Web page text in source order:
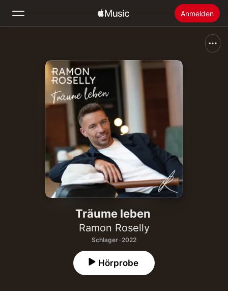
Anmelden
Startseite
Apple Music installieren
Träume leben
Ramon Roselly
Schlager · 2022
Hörprobe